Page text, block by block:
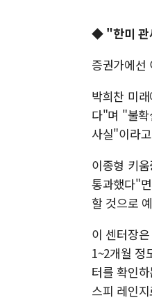
◆ "한미 관
증권가에선
박희찬 미
다"며 "불확
사실"이라
이종형 키
통과했다"
할 것으로
이 센터장
1~2개월 정
터를 확인
스피 레인